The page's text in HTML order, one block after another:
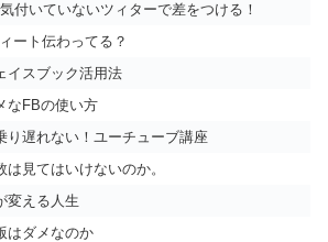
いていないツィターで差をつける！
ト伝わってる？
イスブック活用法
なFBの使い方
遅れない！ユーチューブ講座
見てはいけないのか。
える人生
ダメなのか